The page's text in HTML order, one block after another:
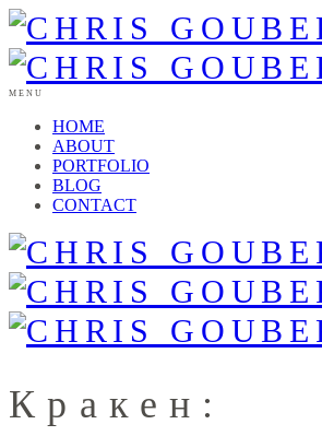
MENU
HOME
ABOUT
PORTFOLIO
BLOG
CONTACT
Кракен: